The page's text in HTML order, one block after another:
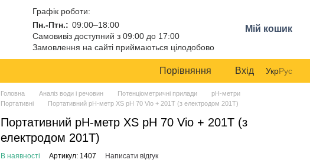
Графік роботи:
Пн.-Птн.: 09:00–18:00
Самовивіз доступний з 09:00 до 17:00
Замовлення на сайті приймаються цілодобово
Мій кошик
Порівняння Вхід УкрРус
Головна Аналіз води і речовин Потенціометричні прилади
pH-метри
Портативні
Портативний pH-метр XS pH 70 Vio + 201T (з електродом 201T)
Портативний pH-метр XS pH 70 Vio + 201T (з
електродом 201T)
В наявності Артикул: 1407 Написати відгук